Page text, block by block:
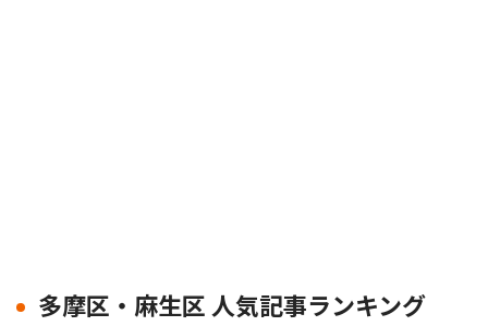
多摩区・麻生区 人気記事ランキング